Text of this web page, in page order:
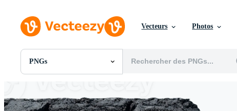
Vecteurs Photos
PNGs
Toutes Images
PNGs
PSDs